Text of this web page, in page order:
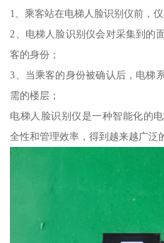
1、乘客站在电梯人脸识别仪前，
2、电梯人脸识别仪会对采集到的
客的身份；
3、当乘客的身份被确认后，电梯
需的楼层；
电梯人脸识别仪是一种智能化的
全性和管理效率，得到越来越广泛